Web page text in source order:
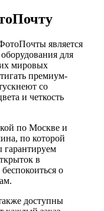
является
для
мировых
премиум-
со
и четкость
по Москве и
по которой
в
о
доступны